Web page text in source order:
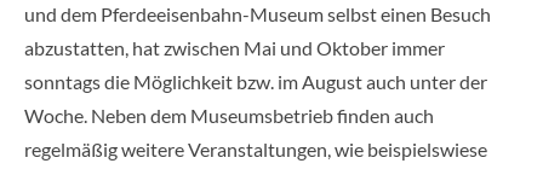
und dem Pferdeeisenbahn-Museum selbst einen Besuch
abzustatten, hat zwischen Mai und Oktober immer
sonntags die Möglichkeit bzw. im August auch unter der
Woche. Neben dem Museumsbetrieb finden auch
regelmäßig weitere Veranstaltungen, wie beispielswiese